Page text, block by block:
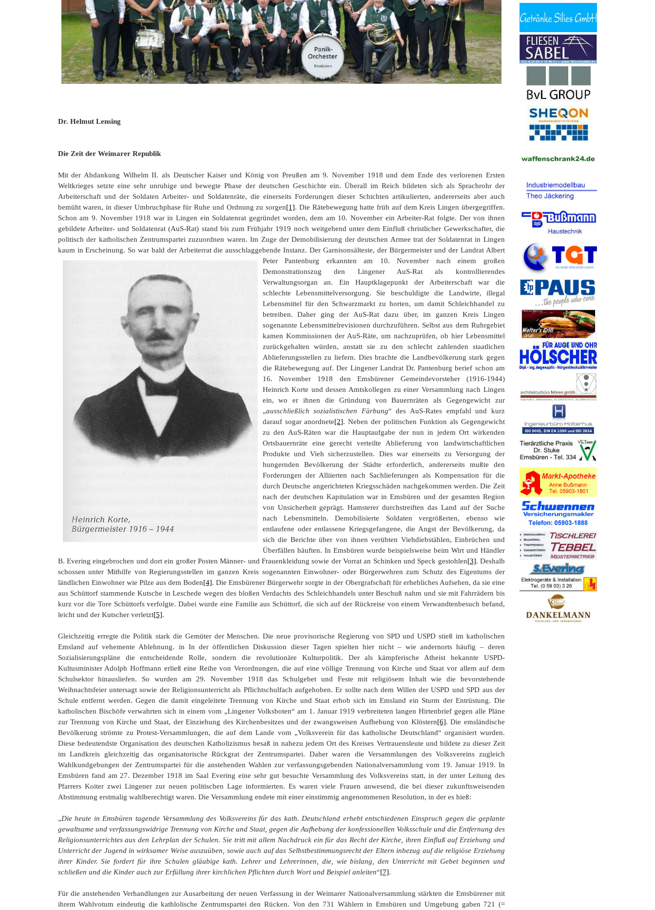
Der Richthof zu Emsüren
Die Firma BvL
Auswanderung nach Amerika
Die Emsbürener Bürger
20 Jahrhundert Kriegsende 1945
Aus der Kommunalpolitik
Aus der Kirchenhistorie
Die Weimarer Republik
Bürsker Begriffskuriositäten Das ´Domhotel´ Elbergen
Engden
Gleesen Die Schleuse Gleesen
Historische Funde
Helschen, Hesselte, Moorlage
Kunkemühle
Helscher Fähr
Leschede Rothlübbers - Häuser
Dr. Helmut Lensing
Die Zeit der Weimarer Republik
Mit der Abdankung Wilhelm II. als Deutscher Kaiser und König von Preußen am 9. November 1918 und dem Ende des verlorenen Ersten
Weltkrieges setzte eine sehr unruhige und bewegte Phase der deutschen Geschichte ein. Überall im Reich bildeten sich als Sprachrohr der
Arbeiterschaft und der Soldaten Arbeiter- und Soldatenräte, die einerseits Forderungen dieser Schichten artikulierten, andererseits aber auch
bemüht waren, in dieser Umbruchphase für Ruhe und Ordnung zu sorgen[1]. Die Rätebewegung hatte früh auf dem Kreis Lingen übergegriffen.
Schon am 9. November 1918 war in Lingen ein Soldatenrat gegründet worden, dem am 10. November ein Arbeiter-Rat folgte. Der von ihnen
gebildete Arbeiter- und Soldatenrat (AuS-Rat) stand bis zum Frühjahr 1919 noch weitgehend unter dem Einfluß christlicher Gewerkschafter, die
politisch der katholischen Zentrumspartei zuzuordnen waren. Im Zuge der Demobilisierung der deutschen Armee trat der Soldatenrat in Lingen
kaum in Erscheinung. So war bald der Arbeiterrat die ausschlaggebende Instanz. Der Garnisonsälteste, der Bürgermeister und der Landrat Albert
Peter Pantenburg erkannten am 10. November nach einem großen
Demonstrationszug den Lingener AuS-Rat als kontrollierendes
Verwaltungsorgan an. Ein Hauptklagepunkt der Arbeiterschaft war die
schlechte Lebensmittelversorgung. Sie beschuldigte die Landwirte, illegal
Lebensmittel für den Schwarzmarkt zu horten, um damit Schleichhandel zu
betreiben. Daher ging der AuS-Rat dazu über, im ganzen Kreis Lingen
sogenannte Lebensmittelrevisionen durchzuführen. Selbst aus dem Ruhrgebiet
kamen Kommissionen der AuS-Räte, um nachzuprüfen, ob hier Lebensmittel
zurückgehalten würden, anstatt sie zu den schlecht zahlenden staatlichen
Ablieferungsstellen zu liefern. Dies brachte die Landbevölkerung stark gegen
die Rätebewegung auf. Der Lingener Landrat Dr. Pantenburg berief schon am
16. November 1918 den Emsbürener Gemeindevorsteher (1916-1944)
Heinrich Korte und dessen Amtskollegen zu einer Versammlung nach Lingen
ein, wo er ihnen die Gründung von Bauernräten als Gegengewicht zur
„ausschließlich sozialistischen Färbung“ des AuS-Rates empfahl und kurz
darauf sogar anordnete[2]. Neben der politischen Funktion als Gegengewicht
zu den AuS-Räten war die Hauptaufgabe der nun in jedem Ort wirkenden
Ortsbauernräte eine gerecht verteilte Ablieferung von landwirtschaftlichen
Produkte und Vieh sicherzustellen. Dies war einerseits zu Versorgung der
hungernden Bevölkerung der Städte erforderlich, andererseits mußte den
Forderungen der Alliierten nach Sachlieferungen als Kompensation für die
durch Deutsche angerichteten Kriegsschäden nachgekommen werden. Die Zeit
nach der deutschen Kapitulation war in Emsbüren und der gesamten Region
von Unsicherheit geprägt. Hamsterer durchstreiften das Land auf der Suche
nach Lebensmitteln. Demobilisierte Soldaten vergrößerten, ebenso wie
entlaufene oder entlassene Kriegsgefangene, die Angst der Bevölkerung, da
sich die Berichte über von ihnen verübten Viehdiebstählen, Einbrüchen und
Überfällen häuften. In Emsbüren wurde beispielsweise beim Wirt und Händler
B. Evering eingebrochen und dort ein großer Posten Männer- und Frauenkleidung sowie der Vorrat an Schinken und Speck gestohlen[3]. Deshalb
schossen unter Mithilfe von Regierungsstellen im ganzen Kreis sogenannten Einwohner- oder Bürgerwehren zum Schutz des Eigentums der
ländlichen Einwohner wie Pilze aus dem Boden[4]. Die Emsbürener Bürgerwehr sorgte in der Obergrafschaft für erhebliches Aufsehen, da sie eine
aus Schüttorf stammende Kutsche in Leschede wegen des bloßen Verdachts des Schleichhandels unter Beschuß nahm und sie mit Fahrrädern bis
kurz vor die Tore Schüttorfs verfolgte. Dabei wurde eine Familie aus Schüttorf, die sich auf der Rückreise von einem Verwandtenbesuch befand,
leicht und der Kutscher verletzt[5].
Gleichzeitig erregte die Politik stark die Gemüter der Menschen. Die neue provisorische Regierung von SPD und USPD stieß im katholischen
Emsland auf vehemente Ablehnung. in In der öffentlichen Diskussion dieser Tagen spielten hier nicht – wie andernorts häufig – deren
Sozialisierungspläne die entscheidende Rolle, sondern die revolutionäre Kulturpolitik. Der als kämpferische Atheist bekannte USPD-
Kultusminister Adolph Hoffmann erließ eine Reihe von Verordnungen, die auf eine völlige Trennung von Kirche und Staat vor allem auf dem
Schulsektor hinausliefen. So wurden am 29. November 1918 das Schulgebet und Feste mit religiösem Inhalt wie die bevorstehende
Weihnachtsfeier untersagt sowie der Religionsunterricht als Pflichtschulfach aufgehoben. Er sollte nach dem Willen der USPD und SPD aus der
Schule entfernt werden. Gegen die damit eingeleitete Trennung von Kirche und Staat erhob sich im Emsland ein Sturm der Entrüstung. Die
katholischen Bischöfe verwahrten sich in einem vom „Lingener Volksboten“ am 1. Januar 1919 verbreiteten langen Hirtenbrief gegen alle Pläne
zur Trennung von Kirche und Staat, der Einziehung des Kirchenbesitzes und der zwangsweisen Aufhebung von Klöstern[6]. Die emsländische
Bevölkerung strömte zu Protest-Versammlungen, die auf dem Lande vom „Volksverein für das katholische Deutschland“ organisiert wurden.
Diese bedeutendste Organisation des deutschen Katholizismus besaß in nahezu jedem Ort des Kreises Vertrauensleute und bildete zu dieser Zeit
im Landkreis gleichzeitig das organisatorische Rückgrat der Zentrumspartei. Daher waren die Versammlungen des Volksvereins zugleich
Wahlkundgebungen der Zentrumspartei für die anstehenden Wahlen zur verfassungsgebenden Nationalversammlung vom 19. Januar 1919. In
Emsbüren fand am 27. Dezember 1918 im Saal Evering eine sehr gut besuchte Versammlung des Volksvereins statt, in der unter Leitung des
Pfarrers Koiter zwei Lingener zur neuen politischen Lage informierten. Es waren viele Frauen anwesend, die bei dieser zukunftsweisenden
Abstimmung erstmalig wahlberechtigt waren. Die Versammlung endete mit einer einstimmig angenommenen Resolution, in der es hieß:
„Die heute in Emsbüren tagende Versammlung des Volksvereins für das kath. Deutschland erhebt entschiedenen Einspruch gegen die geplante
gewaltsame und verfassungswidrige Trennung von Kirche und Staat, gegen die Aufhebung der konfessionellen Volksschule und die Entfernung des
Religionsunterrichtes aus den Lehrplan der Schulen. Sie tritt mit allem Nachdruck ein für das Recht der Kirche, ihren Einfluß auf Erziehung und
Unterricht der Jugend in wirksamer Weise auszuüben, sowie auch auf das Selbstbestimmungsrecht der Eltern inbezug auf die religiöse Erziehung
ihrer Kinder. Sie fordert für ihre Schulen gläubige kath. Lehrer und Lehrerinnen, die, wie bislang, den Unterricht mit Gebet beginnen und
schließen und die Kinder auch zur Erfüllung ihrer kirchlichen Pflichten durch Wort und Beispiel anleiten“[7].
Für die anstehenden Verhandlungen zur Ausarbeitung der neuen Verfassung in der Weimarer Nationalversammlung stärkten die Emsbürener mit
ihrem Wahlvotum eindeutig die kathlolische Zentrumspartei den Rücken. Von den 731 Wählern in Emsbüren und Umgebung gaben 721 (=